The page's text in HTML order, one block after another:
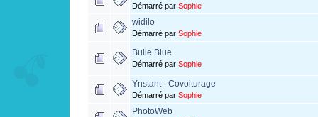
Démarré par Sophie
widilo
Démarré par Sophie
Bulle Blue
Démarré par Sophie
Ynstant - Covoiturage
Démarré par Sophie
PhotoWeb